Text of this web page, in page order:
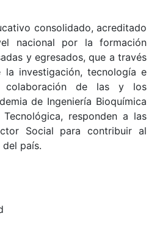
consolidado, acreditado
nacional por la formación
y egresados, que a través
investigación, tecnología e
colaboración de las y los
de Ingeniería Bioquímica
responden a las
Social para contribuir al
país.